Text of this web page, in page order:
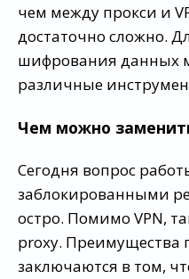
чем между прокси и
достаточно сложно.
шифрования данных
различные
Чем можно
Сегодня вопрос
заблокированными
остро. Помимо VPN,
proxy. Преимущества
заключаются в том,